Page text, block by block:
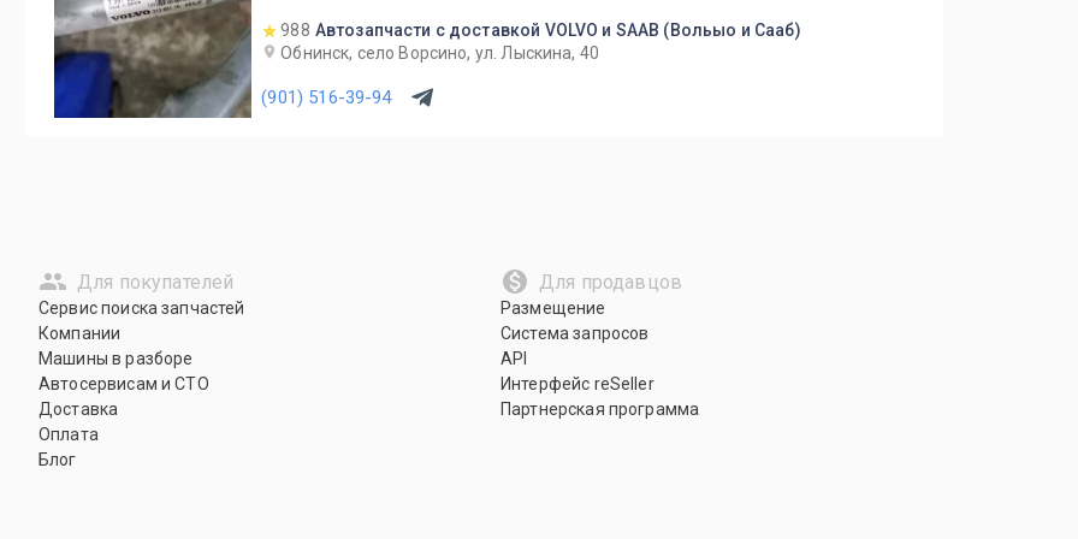
988 Автозапчасти с доставкой VOLVO и SAAB (Вольыо и Сааб)
Обнинск, село Ворсино, ул. Лыскина, 40
(901) 516-39-94
Для покупателей
Сервис поиска запчастей
Компании
Машины в разборе
Автосервисам и СТО
Доставка
Оплата
Блог
Для продавцов
Размещение
Система запросов
API
Интерфейс reSeller
Партнерская программа